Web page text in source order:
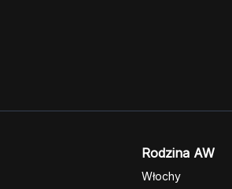
Rodzina AW
Włochy